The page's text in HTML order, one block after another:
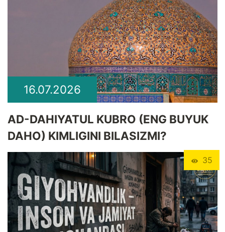
16.07.2026
​AD-DAHIYATUL KUBRO (ENG BUYUK
DAHO) KIMLIGINI BILASIZMI?
35